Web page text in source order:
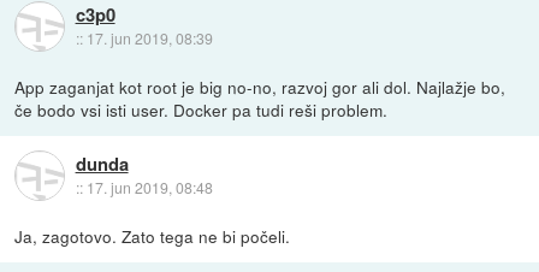
c3p0
:: 17. jun 2019, 08:39
App zaganjat kot root je big no-no, razvoj gor ali dol. Najlažje bo,
če bodo vsi isti user. Docker pa tudi reši problem.
dunda
:: 17. jun 2019, 08:48
Ja, zagotovo. Zato tega ne bi počeli.